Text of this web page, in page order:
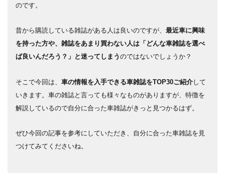
のです。
昔から購読している雑誌がある人は良いのですが、最近車に興味
を持った方や、雑誌をあまり買わない人は「どんな車雑誌を選べ
ば良いんだろう？」と迷ってしまうのではないでしょうか？
そこで今回は、車の情報を入手できる車雑誌をTOP30ご紹介して
いきます。車の雑誌と言っても様々なものがありますが、特徴を
解説しているので自分に合った車雑誌がきっと見つかるはず。
ぜひ今回の記事を参考にしていただき、自分に合った車雑誌を見
つけてみてくださいね。